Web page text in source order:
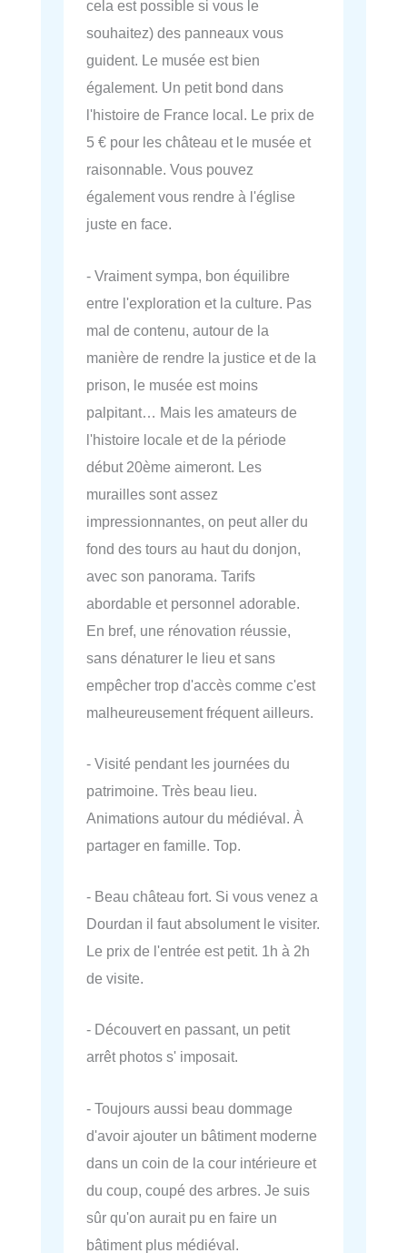
cela est possible si vous le
souhaitez) des panneaux vous
guident. Le musée est bien
également. Un petit bond dans
l'histoire de France local. Le prix de
5 € pour les château et le musée et
raisonnable. Vous pouvez
également vous rendre à l'église
juste en face.
- Vraiment sympa, bon équilibre
entre l'exploration et la culture. Pas
mal de contenu, autour de la
manière de rendre la justice et de la
prison, le musée est moins
palpitant… Mais les amateurs de
l'histoire locale et de la période
début 20ème aimeront. Les
murailles sont assez
impressionnantes, on peut aller du
fond des tours au haut du donjon,
avec son panorama. Tarifs
abordable et personnel adorable.
En bref, une rénovation réussie,
sans dénaturer le lieu et sans
empêcher trop d'accès comme c'est
malheureusement fréquent ailleurs.
- Visité pendant les journées du
patrimoine. Très beau lieu.
Animations autour du médiéval. À
partager en famille. Top.
- Beau château fort. Si vous venez a
Dourdan il faut absolument le visiter.
Le prix de l'entrée est petit. 1h à 2h
de visite.
- Découvert en passant, un petit
arrêt photos s' imposait.
- Toujours aussi beau dommage
d'avoir ajouter un bâtiment moderne
dans un coin de la cour intérieure et
du coup, coupé des arbres. Je suis
sûr qu'on aurait pu en faire un
bâtiment plus médiéval.